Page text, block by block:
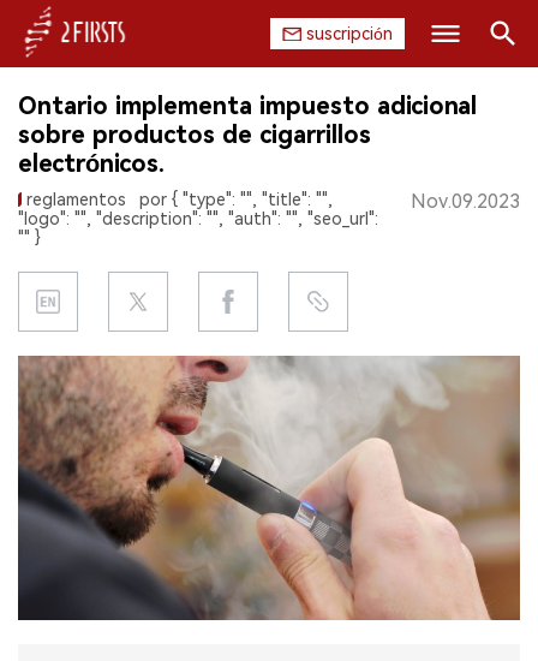
suscripción
INICIO
EMPRESA
PRODUCTO
REGULACIÓN
CHINA
DATOS
EXPOSICIÓN
ENTREVISTA
Buscar
Ontario implementa impuesto adicional
sobre productos de cigarrillos
electrónicos.
reglamentos
por { "type": "", "title": "",
"logo": "", "description": "", "auth": "", "seo_url":
"" }
Nov.09.2023